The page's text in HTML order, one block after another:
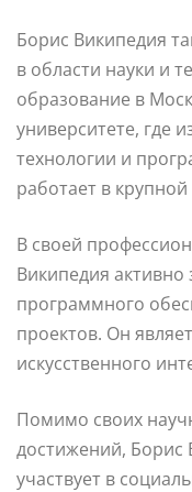
Борис Википедия
в области науки и
образование в
университете, где
технологии и
работает в
В своей
Википедия активно
программного
проектов. Он
искусственного
Помимо своих
достижений, Борис
участвует в